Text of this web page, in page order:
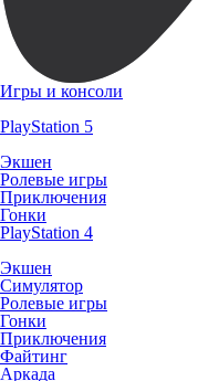
Игры и консоли
PlayStation 5
Экшен
Ролевые игры
Приключения
Гонки
PlayStation 4
Экшен
Симулятор
Ролевые игры
Гонки
Приключения
Файтинг
Аркада